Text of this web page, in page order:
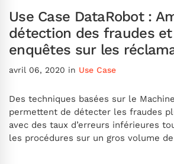
Use Case DataRobot :
détection des fraudes
enquêtes sur les
avril 06, 2020 in Use Case
Des techniques basées sur le
permettent de détecter les fraudes
avec des taux d’erreurs inférieures
les procédures sur un gros volume